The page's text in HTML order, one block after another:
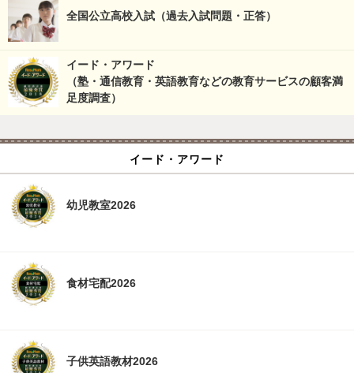
全国公立高校入試（過去入試問題・正答）
イード・アワード
（塾・通信教育・英語教育などの教育サービスの顧客満
足度調査）
イード・アワード
幼児教室2026
食材宅配2026
子供英語教材2026